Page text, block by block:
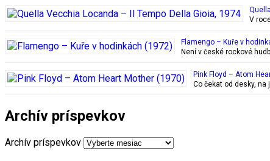
V
Flamengo – Kuře v
Není v české rockové
Pink Floyd – Atom
Co čekat od desky, na
Archív príspevkov
Archív príspevkov